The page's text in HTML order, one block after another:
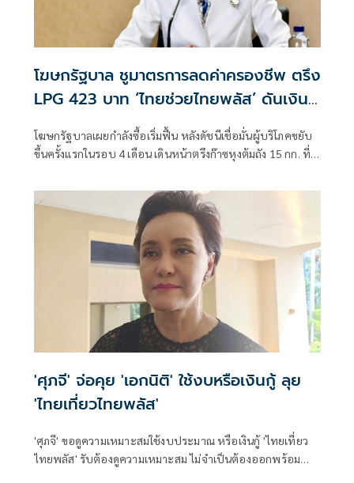
โฆษกรัฐบาล ชูมาตรการลดค่าครองชีพ ตรึง
LPG 423 บาท ‘ไทยช่วยไทยพลัส’ ดันเงิน
โฆษกรัฐบาลเผยกำลังซื้อเริ่มฟื้น หลังดัชนีเชื่อมั่นผู้บริโภคขยับ
ขึ้นครั้งแรกในรอบ 4 เดือน เดินหน้าตรึงก๊าซหุงต้มถัง 15 กก. ที่
พร้อมจับตาฐานะกองทุนน้ำมันฯ ติดลบกว่า 7.1 หมื่นล้านบาท
'ศุภจี' จ่อคุย 'เอกนิติ' ใช้งบหรือเงินกู้ ลุย
'ไทยเที่ยวไทยพลัส'
'ศุภจี' ขอดูความเหมาะสมใช้งบประมาณ หรือเงินกู้ 'ไทยเที่ยว
ไทยพลัส' รับต้องดูความเหมาะสม ไม่จำเป็นต้องออกพร้อม